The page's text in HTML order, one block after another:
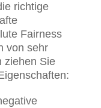
richtige
Fairness
von sehr
ziehen Sie